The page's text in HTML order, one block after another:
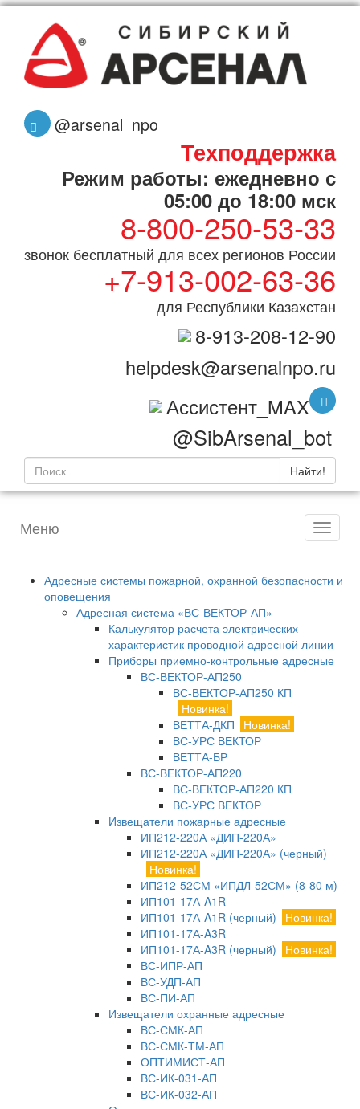
@arsenal_npo
Техподдержка
Режим работы: ежедневно с
05:00 до 18:00 мск
8-800-250-53-33
звонок бесплатный для всех регионов России
+7-913-002-63-36
для Республики Казахстан
8-913-208-12-90
helpdesk@arsenalnpo.ru
Ассистент_MAX
@SibArsenal_bot
Найти!
Меню
Адресные системы пожарной, охранной безопасности и
оповещения
Адресная система «ВС-ВЕКТОР-АП»
Калькулятор расчета электрических
характеристик проводной адресной линии
Приборы приемно-контрольные адресные
ВС-ВЕКТОР-АП250
ВС-ВЕКТОР-АП250 КП
Новинка!
ВЕТТА-ДКП
Новинка!
ВС-УРС ВЕКТОР
ВЕТТА-БР
ВС-ВЕКТОР-АП220
ВС-ВЕКТОР-АП220 КП
ВС-УРС ВЕКТОР
Извещатели пожарные адресные
ИП212-220А «ДИП-220А»
ИП212-220А «ДИП-220А» (черный)
Новинка!
ИП212-52СМ «ИПДЛ-52СМ» (8-80 м)
ИП101-17А-A1R
ИП101-17А-A1R (черный)
Новинка!
ИП101-17А-A3R
ИП101-17А-A3R (черный)
Новинка!
ВС-ИПР-АП
ВС-УДП-АП
ВС-ПИ-АП
Извещатели охранные адресные
ВС-СМК-АП
ВС-СМК-ТМ-АП
ОПТИМИСТ-АП
ВС-ИК-031-АП
ВС-ИК-032-АП